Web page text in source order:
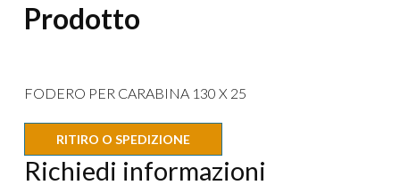
Prodotto
FODERO PER CARABINA 130 X 25
RITIRO O SPEDIZIONE
Richiedi informazioni